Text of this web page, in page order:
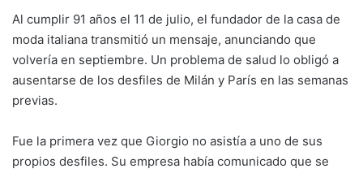
Al cumplir 91 años el 11 de julio, el fundador de la casa de
moda italiana transmitió un mensaje, anunciando que
volvería en septiembre. Un problema de salud lo obligó a
ausentarse de los desfiles de Milán y París en las semanas
previas.
Fue la primera vez que Giorgio no asistía a uno de sus
propios desfiles. Su empresa había comunicado que se